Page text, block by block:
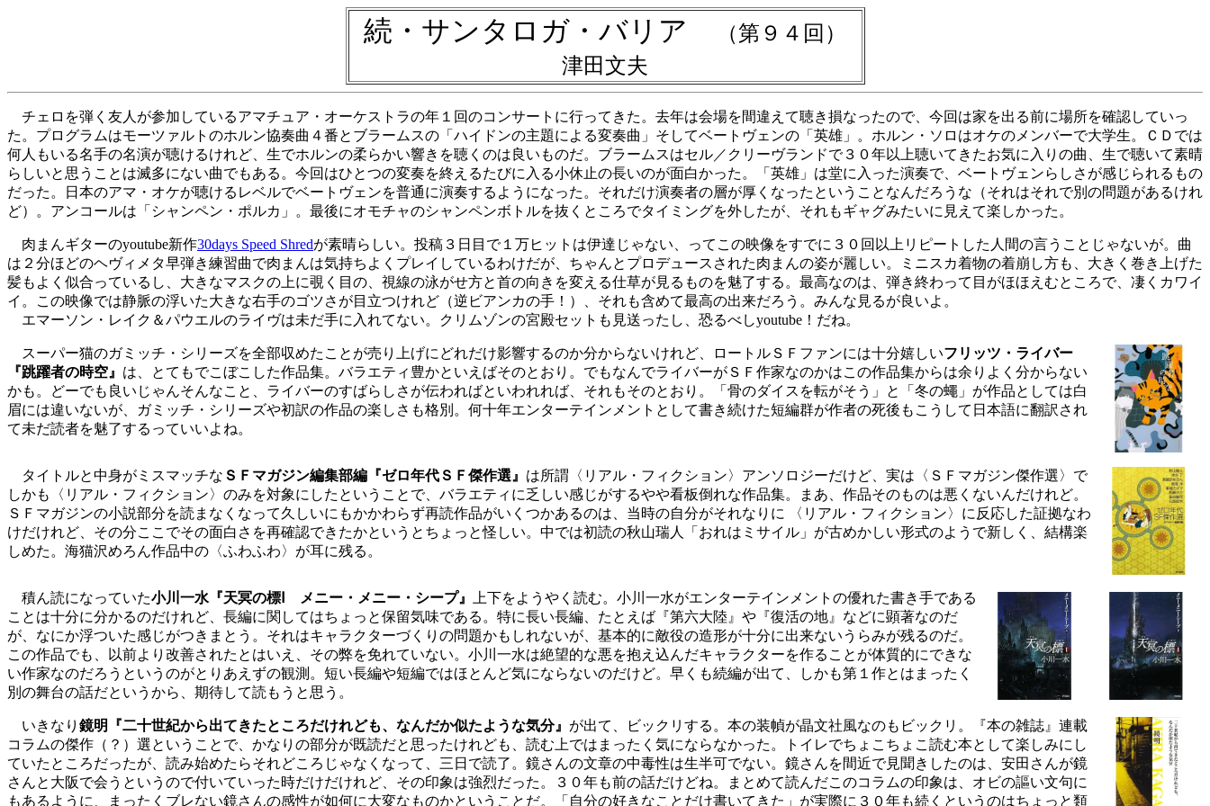
続・サンタロガ・バリア
（第９４回）
津田文夫
チェロを弾く友人が参加しているアマチュア・オーケストラの年１回のコンサートに行ってきた。去年は会場を間違えて聴き損なったので、今回は家を出る前に場所を確認していっ
た。プログラムはモーツァルトのホルン協奏曲４番とブラームスの「ハイドンの主題による変奏曲」そしてベートヴェンの「英雄」。ホルン・ソロはオケのメンバーで大学生。ＣＤでは
何人もいる名手の名演が聴けるけれど、生でホルンの柔らかい響きを聴くのは良いものだ。ブラームスはセル／クリーヴランドで３０年以上聴いてきたお気に入りの曲、生で聴いて素晴
らしいと思うことは滅多にない曲でもある。今回はひとつの変奏を終えるたびに入る小休止の長いのが面白かった。「英雄」は堂に入った演奏で、ベートヴェンらしさが感じられるもの
だった。日本のアマ・オケが聴けるレベルでベートヴェンを普通に演奏するようになった。それだけ演奏者の層が厚くなったということなんだろうな（それはそれで別の問題があるけれ
ど）。アンコールは「シャンペン・ポルカ」。最後にオモチャのシャンペンボトルを抜くところでタイミングを外したが、それもギャグみたいに見えて楽しかった。
肉まんギターのyoutube新作30days Speed Shredが素晴らしい。投稿３日目で１万ヒットは伊達じゃない、ってこの映像をすでに３０回以上リピートした人間の言うことじゃないが。曲
は２分ほどのヘヴィメタ早弾き練習曲で肉まんは気持ちよくプレイしているわけだが、ちゃんとプロデュースされた肉まんの姿が麗しい。ミニスカ着物の着崩し方も、大きく巻き上げた
髪もよく似合っているし、大きなマスクの上に覗く目の、視線の泳がせ方と首の向きを変える仕草が見るものを魅了する。最高なのは、弾き終わって目がほほえむところで、凄くカワイ
イ。この映像では静脈の浮いた大きな右手のゴツさが目立つけれど（逆ビアンカの手！）、それも含めて最高の出来だろう。みんな見るが良いよ。
エマーソン・レイク＆パウエルのライヴは未だ手に入れてない。クリムゾンの宮殿セットも見送ったし、恐るべしyoutube！だね。
スーパー猫のガミッチ・シリーズを全部収めたことが売り上げにどれだけ影響するのか分からないけれど、ロートルＳＦファンには十分嬉しいフリッツ・ライバー
『跳躍者の時空』 は、とてもでこぼこした作品集。バラエティ豊かといえばそのとおり。でもなんでライバーがＳＦ作家なのかはこの作品集からは余りよく分からない
かも。どーでも良いじゃんそんなこと、ライバーのすばらしさが伝わればといわれれば、それもそのとおり。「骨のダイスを転がそう」と「冬の蠅」が作品としては白
眉には違いないが、ガミッチ・シリーズや初訳の作品の楽しさも格別。何十年エンターテインメントとして書き続けた短編群が作者の死後もこうして日本語に翻訳され
て未だ読者を魅了するっていいよね。
タイトルと中身がミスマッチな ＳＦマガジン編集部編『ゼロ年代ＳＦ傑作選』 は所謂〈リアル・フィクション〉アンソロジーだけど、実は〈ＳＦマガジン傑作選〉で
しかも〈リアル・フィクション〉のみを対象にしたということで、バラエティに乏しい感じがするやや看板倒れな作品集。まあ、作品そのものは悪くないんだけれど。
ＳＦマガジンの小説部分を読まなくなって久しいにもかかわらず再読作品がいくつかあるのは、当時の自分がそれなりに 〈リアル・フィクション〉に反応した証拠なわ
けだけれど、その分ここでその面白さを再確認できたかというとちょっと怪しい。中では初読の秋山瑞人「おれはミサイル」が古めかしい形式のようで新しく、結構楽
しめた。海猫沢めろん作品中の〈ふわふわ〉が耳に残る。
積ん読になっていた小川一水『天冥の標Ⅰ メニー・メニー・シープ』
上下をようやく読む。小川一水がエンターテインメントの優れた書き手である
ことは十分に分かるのだけれど、長編に関してはちょっと保留気味である。特に長い長編、たとえば『第六大陸』や『復活の地』などに顕著なのだ
が、なにか浮ついた感じがつきまとう。それはキャラクターづくりの問題かもしれないが、基本的に敵役の造形が十分に出来ないうらみが残るのだ。
この作品でも、以前より改善されたとはいえ、その弊を免れていない。小川一水は絶望的な悪を抱え込んだキャラクターを作ることが体質的にできな
い作家なのだろうというのがとりあえずの観測。短い長編や短編ではほとんど気にならないのだけど。早くも続編が出て、しかも第１作とはまったく
別の舞台の話だというから、期待して読もうと思う。
いきなり 鏡明『二十世紀から出てきたところだけれども、なんだか似たような気分』 が出て、ビックリする。本の装幀が晶文社風なのもビックリ。『本の雑誌』連載
コラムの傑作（？）選ということで、かなりの部分が既読だと思ったけれども、読む上ではまったく気にならなかった。トイレでちょこちょこ読む本として楽しみにし
ていたところだったが、読み始めたらそれどころじゃなくなって、三日で読了。鏡さんの文章の中毒性は生半可でない。鏡さんを間近で見聞きしたのは、安田さんが鏡
さんと大阪で会うというので付いていった時だけだけれど、その印象は強烈だった。３０年も前の話だけどね。まとめて読んだこのコラムの印象は、オビの謳い文句に
もあるように、まったくブレない鏡さんの感性が如何に大変なものかということだ。「自分の好きなことだけ書いてきた」が実際に３０年も続くというのはちょっと類